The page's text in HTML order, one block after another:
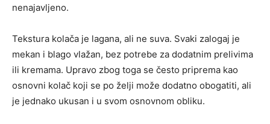
nenajavljeno.
Tekstura kolača je lagana, ali ne suva. Svaki zalogaj je
mekan i blago vlažan, bez potrebe za dodatnim prelivima
ili kremama. Upravo zbog toga se često priprema kao
osnovni kolač koji se po želji može dodatno obogatiti, ali
je jednako ukusan i u svom osnovnom obliku.